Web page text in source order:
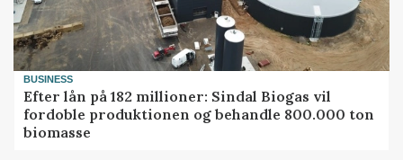
BUSINESS
Efter lån på 182 millioner: Sindal Biogas vil
fordoble produktionen og behandle 800.000 ton
biomasse